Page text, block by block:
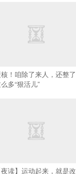
！咱除了来人，还整了
多“狠活儿”
夜读】运动起来，就是改